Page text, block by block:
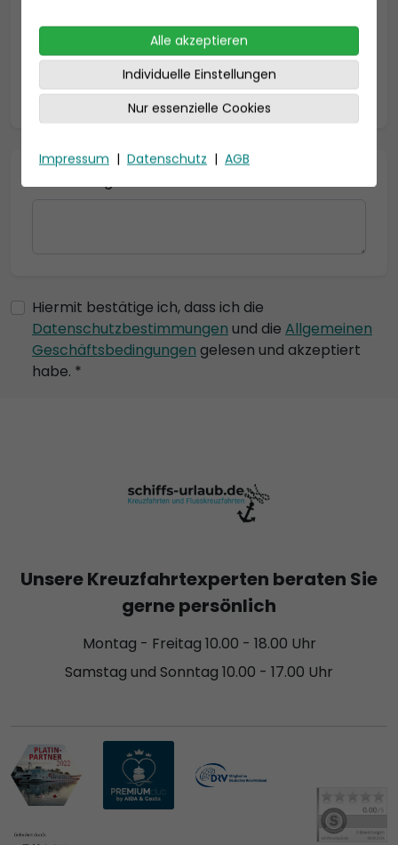
* = Pflichtfelder
Hiermit bestätige ich, dass ich die
Datenschutzbestimmungen und die Allgemeinen
Geschäftsbedingungen gelesen und akzeptiert
habe. *
Alle akzeptieren
Individuelle Einstellungen
Nur essenzielle Cookies
Impressum | Datenschutz | AGB
Unsere Kreuzfahrtexperten beraten Sie
gerne persönlich
Montag - Freitag 10.00 - 18.00 Uhr
Samstag und Sonntag 10.00 - 17.00 Uhr